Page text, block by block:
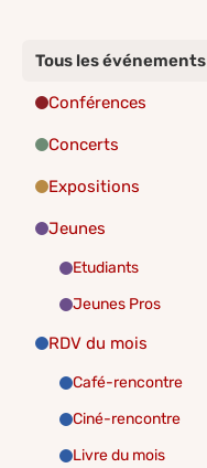
Tous les événements
Conférences
Concerts
Expositions
Jeunes
Etudiants
Jeunes Pros
RDV du mois
Café-rencontre
Ciné-rencontre
Livre du mois